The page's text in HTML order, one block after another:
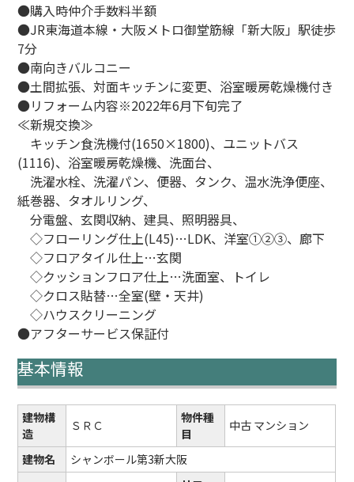
●購入時仲介手数料半額
●JR東海道本線・大阪メトロ御堂筋線「新大阪」駅徒歩
7分
●南向きバルコニー
●土間拡張、対面キッチンに変更、浴室暖房乾燥機付き
●リフォーム内容※2022年6月下旬完了
≪新規交換≫
キッチン食洗機付(1650×1800)、ユニットバス
(1116)、浴室暖房乾燥機、洗面台、
洗濯水栓、洗濯パン、便器、タンク、温水洗浄便座、
紙巻器、タオルリング、
分電盤、玄関収納、建具、照明器具、
◇フローリング仕上(L45)…LDK、洋室①②③、廊下
◇フロアタイル仕上…玄関
◇クッションフロア仕上…洗面室、トイレ
◇クロス貼替…全室(壁・天井)
◇ハウスクリーニング
●アフターサービス保証付
基本情報
建物構
造
ＳＲＣ
物件種
目
中古 マンション
建物名
シャンボール第3新大阪